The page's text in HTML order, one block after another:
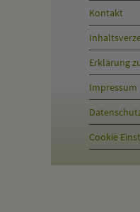
und
Anschrift
und
Kontakt
Kontakt
Erklärung
Impressum
Cookie